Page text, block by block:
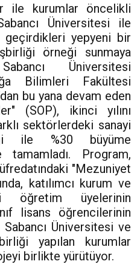
ile kurumlar öncelikli
Üniversitesi ile
geçirdikleri yepyeni bir
örneği sunmaya
Üniversitesi
Bilimleri Fakültesi
bu yana devam eden
(SOP), ikinci yılını
sektörlerdeki sanayi
ile %30 büyüme
tamamladı. Program,
"Mezuniyet
katılımcı kurum ve
öğretim üyelerinin
lisans öğrencilerinin
Üniversitesi ve
yapılan kurumlar
birlikte yürütüyor.